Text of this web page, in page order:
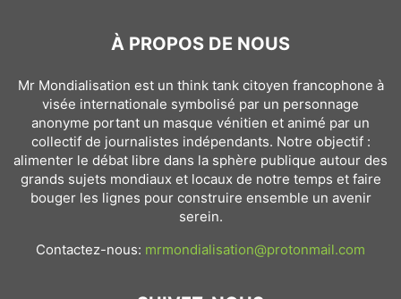
À PROPOS DE NOUS
Mr Mondialisation est un think tank citoyen francophone à
visée internationale symbolisé par un personnage
anonyme portant un masque vénitien et animé par un
collectif de journalistes indépendants. Notre objectif :
alimenter le débat libre dans la sphère publique autour des
grands sujets mondiaux et locaux de notre temps et faire
bouger les lignes pour construire ensemble un avenir
serein.
Contactez-nous: mrmondialisation@protonmail.com